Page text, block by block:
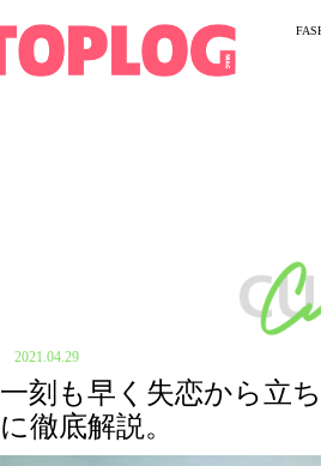
2021.04.29
一刻も早く失恋から立
に徹底解説。